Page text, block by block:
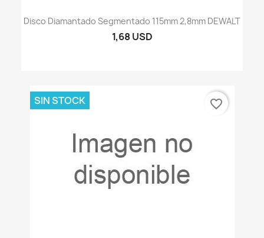
Disco Diamantado Segmentado 115mm 2,8mm DEWALT
1,68 USD
SIN STOCK favorite_border